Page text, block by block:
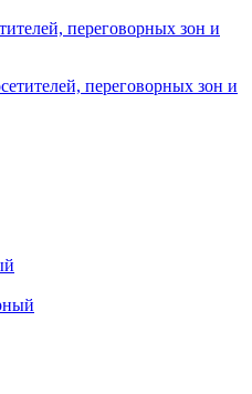
переговорных зон и